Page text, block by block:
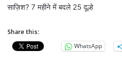
साज़िश? 7 महीने में बदले 25 दूल्हे
Share this:
WhatsApp